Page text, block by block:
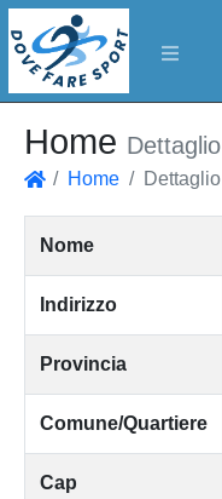
Home Dettaglio
Home Dettaglio
Nome
Indirizzo
Provincia
Comune/Quartiere
Cap